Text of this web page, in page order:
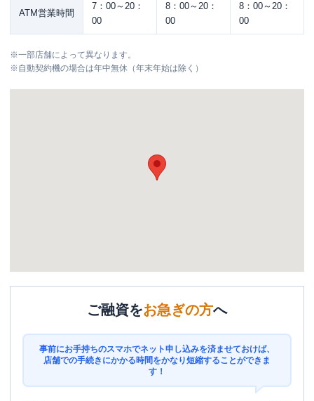
ATM営業時間
7：00～20：
00
8：00～20：
00
8：00～20：
00
※一部店舗によって異なります。
※自動契約機の場合は年中無休（年末年始は除く）
ご融資をお急ぎの方へ
事前にお手持ちのスマホでネット申し込みを済ませておけば、
店舗での手続きにかかる時間をかなり短縮することができま
す！